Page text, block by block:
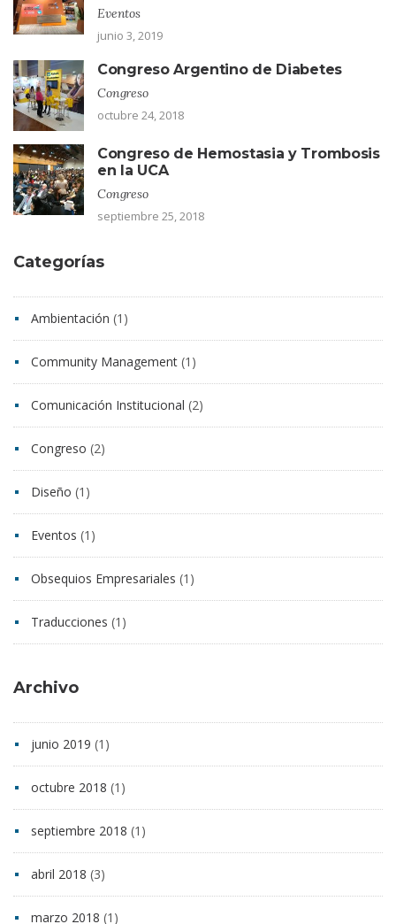
Eventos
junio 3, 2019
Congreso Argentino de Diabetes
Congreso
octubre 24, 2018
Congreso de Hemostasia y Trombosis
en la UCA
Congreso
septiembre 25, 2018
Categorías
Ambientación (1)
Community Management (1)
Comunicación Institucional (2)
Congreso (2)
Diseño (1)
Eventos (1)
Obsequios Empresariales (1)
Traducciones (1)
Archivo
junio 2019 (1)
octubre 2018 (1)
septiembre 2018 (1)
abril 2018 (3)
marzo 2018 (1)